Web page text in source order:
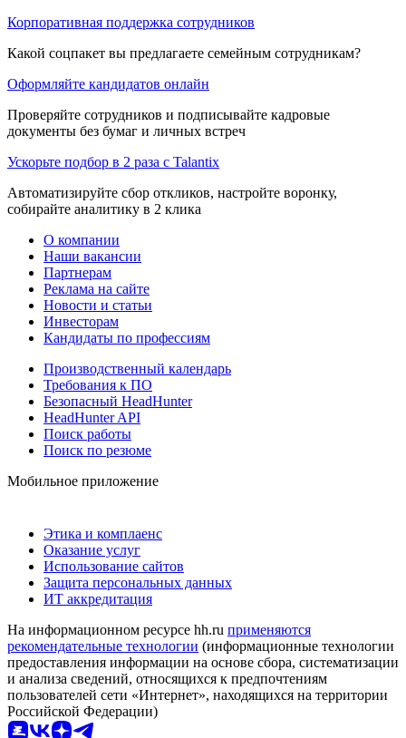
Корпоративная поддержка сотрудников
Какой соцпакет вы предлагаете семейным сотрудникам?
Оформляйте кандидатов онлайн
Проверяйте сотрудников и подписывайте кадровые
документы без бумаг и личных встреч
Ускорьте подбор в 2 раза с Talantix
Автоматизируйте сбор откликов, настройте воронку,
собирайте аналитику в 2 клика
О компании
Наши вакансии
Партнерам
Реклама на сайте
Новости и статьи
Инвесторам
Кандидаты по профессиям
Производственный календарь
Требования к ПО
Безопасный HeadHunter
HeadHunter API
Поиск работы
Поиск по резюме
Мобильное приложение
Этика и комплаенс
Оказание услуг
Использование сайтов
Защита персональных данных
ИТ аккредитация
На информационном ресурсе hh.ru применяются
рекомендательные технологии (информационные технологии
предоставления информации на основе сбора, систематизации
и анализа сведений, относящихся к предпочтениям
пользователей сети «Интернет», находящихся на территории
Российской Федерации)